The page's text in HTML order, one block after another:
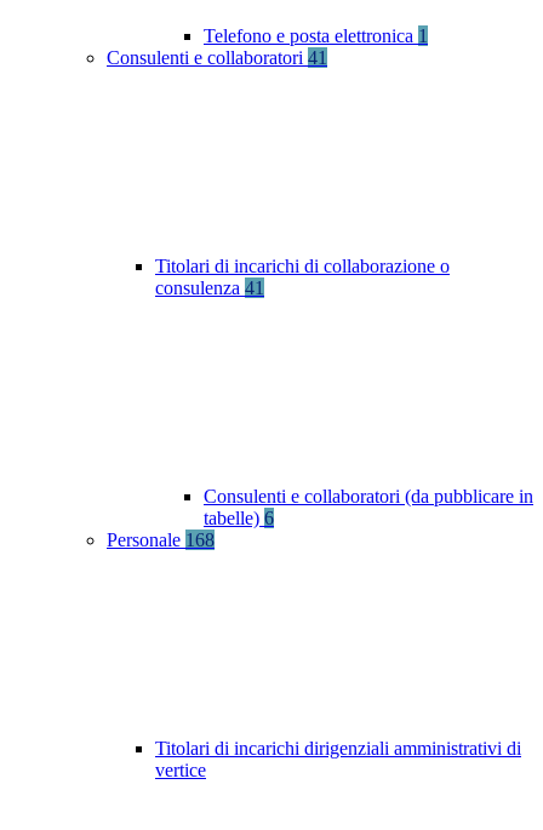
Telefono e posta elettronica 1
Consulenti e collaboratori 41
Titolari di incarichi di collaborazione o
consulenza 41
Consulenti e collaboratori (da pubblicare in
tabelle) 6
Personale 168
Titolari di incarichi dirigenziali amministrativi di
vertice